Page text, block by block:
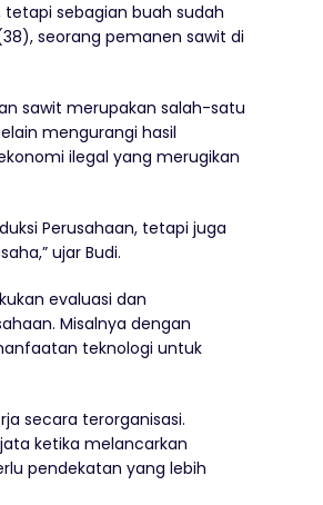
tetapi sebagian buah sudah
seorang pemanen sawit di
sawit merupakan salah-satu
mengurangi hasil
ilegal yang merugikan
Perusahaan, tetapi juga
ujar Budi.
evaluasi dan
Misalnya dengan
teknologi untuk
secara terorganisasi.
ketika melancarkan
pendekatan yang lebih